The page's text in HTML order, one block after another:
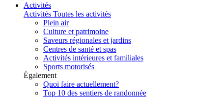
Activités
Activités Toutes les activités
Plein air
Culture et patrimoine
Saveurs régionales et jardins
Centres de santé et spas
Activités intérieures et familiales
Sports motorisés
Également
Quoi faire actuellement?
Top 10 des sentiers de randonnée